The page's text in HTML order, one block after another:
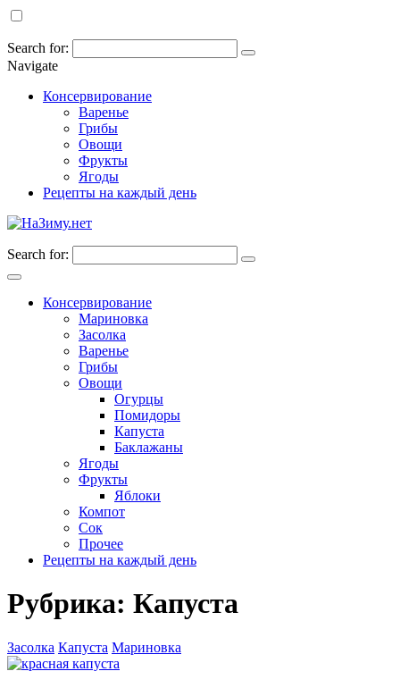
Search for:
Navigate
Консервирование
Варенье
Грибы
Овощи
Фрукты
Ягоды
Рецепты на каждый день
Search for:
Консервирование
Мариновка
Засолка
Варенье
Грибы
Овощи
Огурцы
Помидоры
Капуста
Баклажаны
Ягоды
Фрукты
Яблоки
Компот
Сок
Прочее
Рецепты на каждый день
Рубрика: Капуста
Засолка Капуста Мариновка